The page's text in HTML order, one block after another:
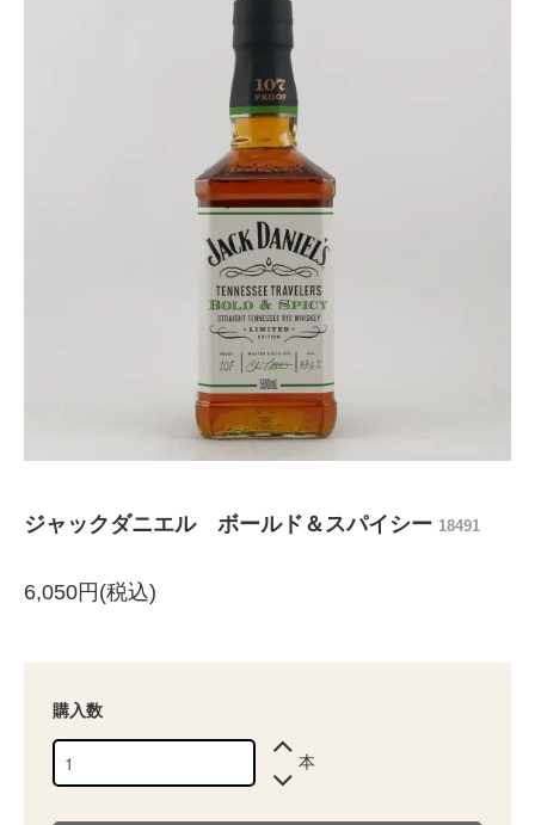
ジャックダニエル ボールド＆スパイシー 18491
6,050円(税込)
購入数
本